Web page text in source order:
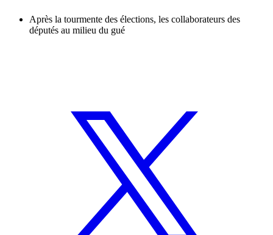
Après la tourmente des élections, les collaborateurs des
députés au milieu du gué